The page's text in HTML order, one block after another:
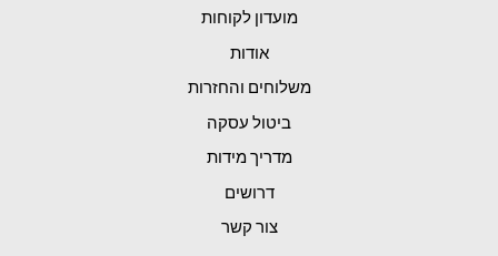
מועדון לקוחות
אודות
משלוחים והחזרות
ביטול עסקה
מדריך מידות
דרושים
צור קשר